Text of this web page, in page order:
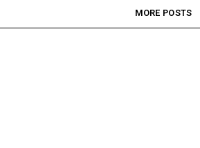
MORE POSTS